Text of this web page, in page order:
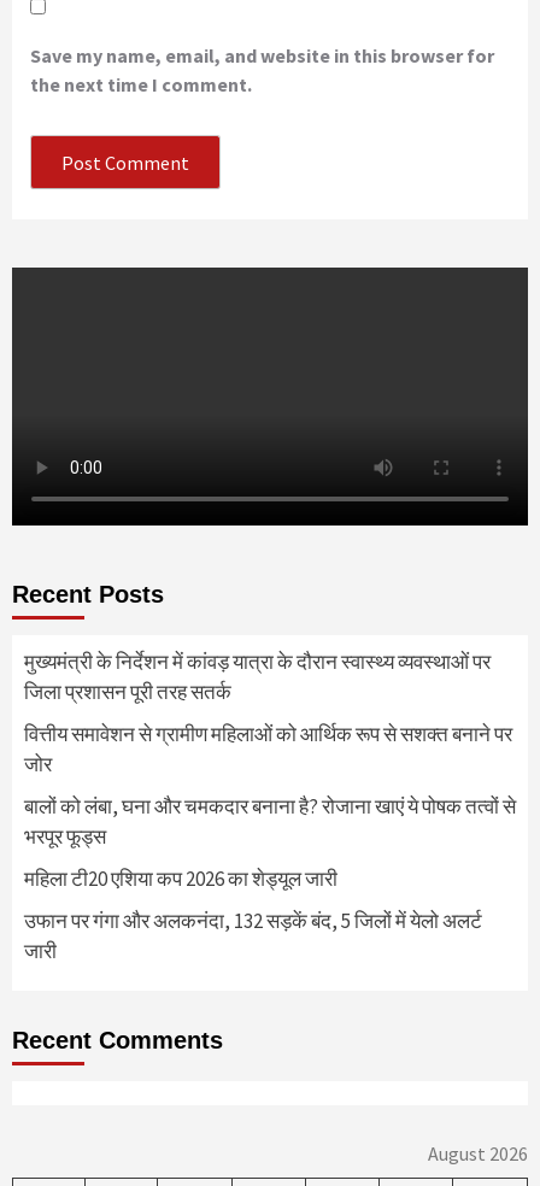
Save my name, email, and website in this browser for
the next time I comment.
Recent Posts
मुख्यमंत्री के निर्देशन में कांवड़ यात्रा के दौरान स्वास्थ्य व्यवस्थाओं पर
जिला प्रशासन पूरी तरह सतर्क
वित्तीय समावेशन से ग्रामीण महिलाओं को आर्थिक रूप से सशक्त बनाने पर
जोर
बालों को लंबा, घना और चमकदार बनाना है? रोजाना खाएं ये पोषक तत्वों से
भरपूर फूड्स
महिला टी20 एशिया कप 2026 का शेड्यूल जारी
उफान पर गंगा और अलकनंदा, 132 सड़कें बंद, 5 जिलों में येलो अलर्ट
जारी
Recent Comments
August 2026